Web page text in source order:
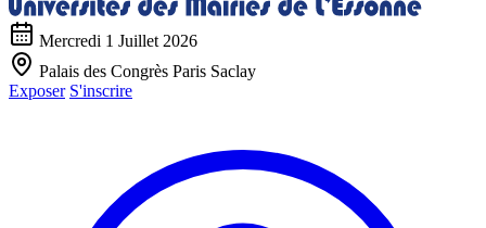
Mercredi 1 Juillet 2026
Palais des Congrès Paris Saclay
Exposer S'inscrire